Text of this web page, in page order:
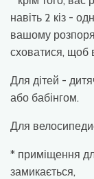
навіть 2 кіз -
вашому
сховатися, щоб
Для дітей -
або бабінгом.
Для
* приміщення
замикається,